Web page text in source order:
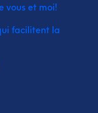
vous et moi!
facilitent la